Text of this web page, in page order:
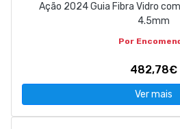
Ação 2024 Guia Fibra Vidro
4.5mm
Por
482,78€
Ver mais